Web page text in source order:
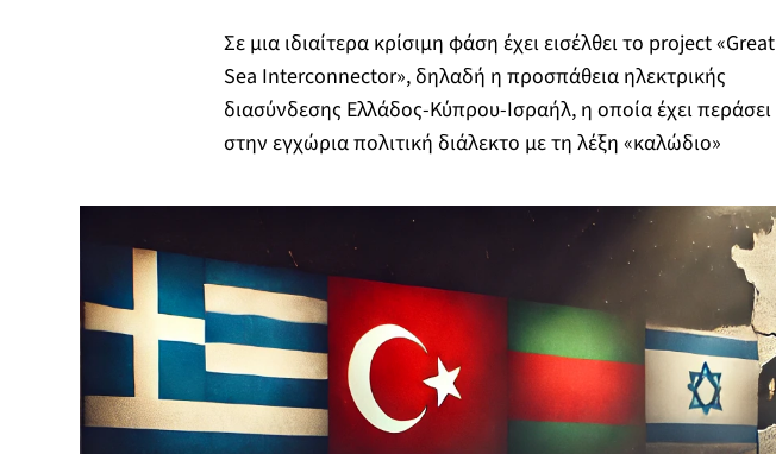
Σε μια ιδιαίτερα κρίσιμη φάση έχει εισέλθει το project «Great
Sea Interconnector», δηλαδή η προσπάθεια ηλεκτρικής
διασύνδεσης Ελλάδος-Κύπρου-Ισραήλ, η οποία έχει περάσει
στην εγχώρια πολιτική διάλεκτο με τη λέξη «καλώδιο»